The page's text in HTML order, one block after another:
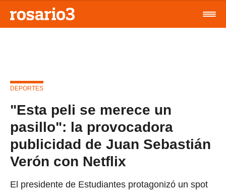
DEPORTES
"Esta peli se merece un
pasillo": la provocadora
publicidad de Juan Sebastián
Verón con Netflix
El presidente de Estudiantes protagonizó un spot